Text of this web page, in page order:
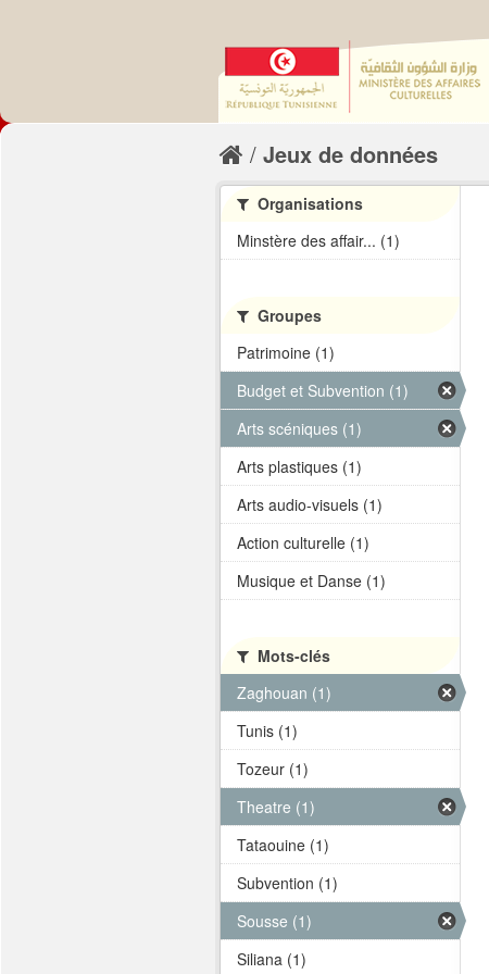
Jeux de données
Organisations
Minstère des affair... (1)
Groupes
Patrimoine (1)
Budget et Subvention (1)
Arts scéniques (1)
Arts plastiques (1)
Arts audio-visuels (1)
Action culturelle (1)
Musique et Danse (1)
Mots-clés
Zaghouan (1)
Tunis (1)
Tozeur (1)
Theatre (1)
Tataouine (1)
Subvention (1)
Sousse (1)
Siliana (1)